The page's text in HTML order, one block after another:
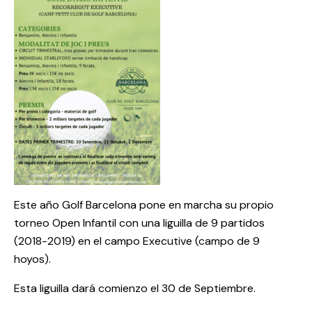
Este año Golf Barcelona pone en marcha su propio
torneo Open Infantil con una liguilla de 9 partidos
(2018-2019) en el campo Executive (campo de 9
hoyos).
Esta liguilla dará comienzo el 30 de Septiembre.